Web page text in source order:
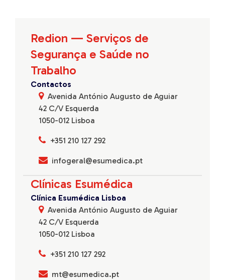
Redion — Serviços de
Segurança e Saúde no
Trabalho
Contactos
Avenida António Augusto de Aguiar
42 C/V Esquerda
1050-012 Lisboa
+351 210 127 292
infogeral@esumedica.pt
Clínicas Esumédica
Clínica Esumédica Lisboa
Avenida António Augusto de Aguiar
42 C/V Esquerda
1050-012 Lisboa
+351 210 127 292
mt@esumedica.pt